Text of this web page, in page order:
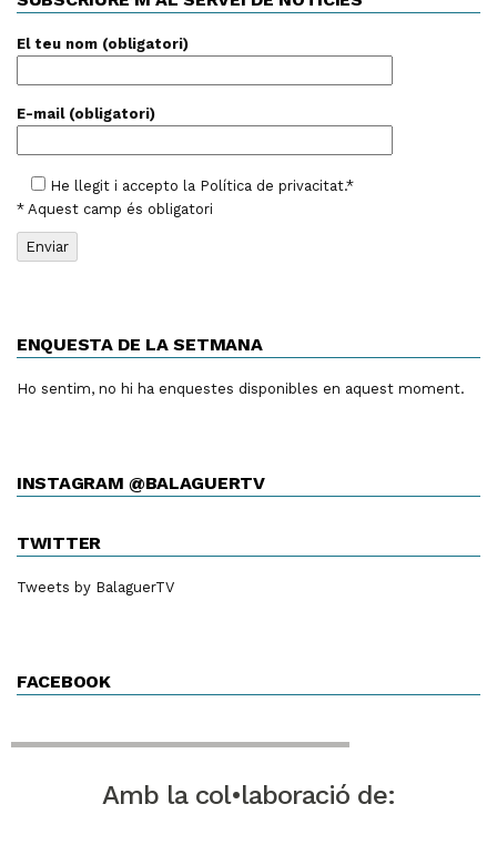
El teu nom (obligatori)
E-mail (obligatori)
He llegit i accepto la Política de privacitat.*
* Aquest camp és obligatori
ENQUESTA DE LA SETMANA
Ho sentim, no hi ha enquestes disponibles en aquest moment.
INSTAGRAM @BALAGUERTV
TWITTER
Tweets by BalaguerTV
FACEBOOK
Amb la col•laboració de: